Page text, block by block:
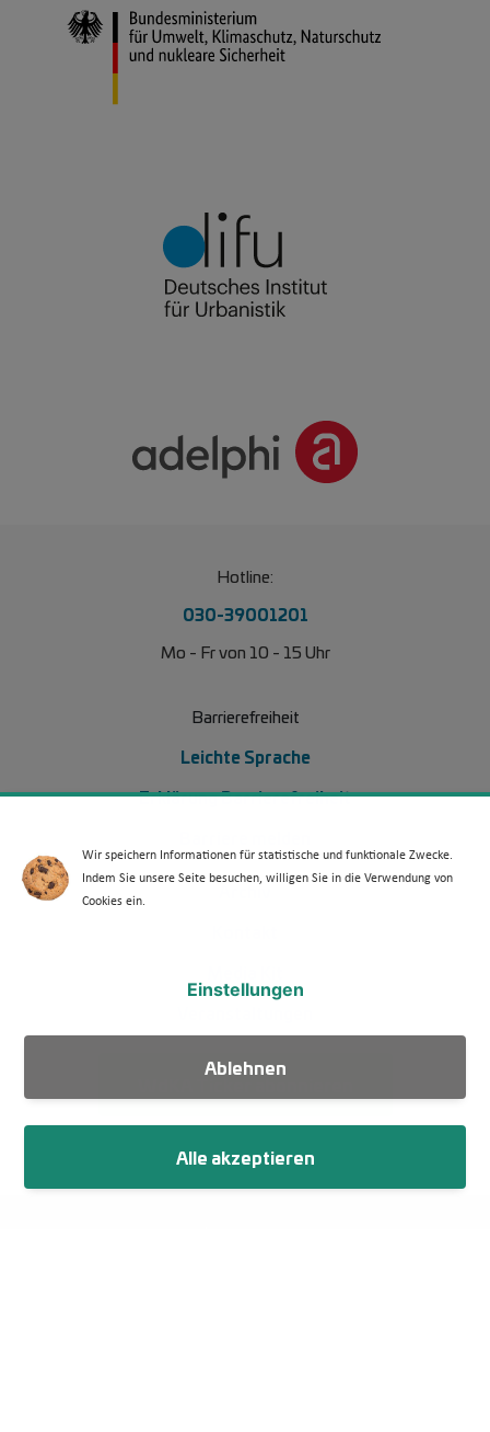
Hotline:
030-39001201
Mo - Fr von 10 - 15 Uhr
Barrierefreiheit
Leichte Sprache
Erklärung Barrierefreiheit
Footer Menü 2 (WdKA 26)
Archiv
Wir speichern Informationen für statistische und funktionale Zwecke.
Indem Sie unsere Seite besuchen, willigen Sie in die Verwendung von
Cookies ein.
Ablehnen
Einstellungen
Alle akzeptieren